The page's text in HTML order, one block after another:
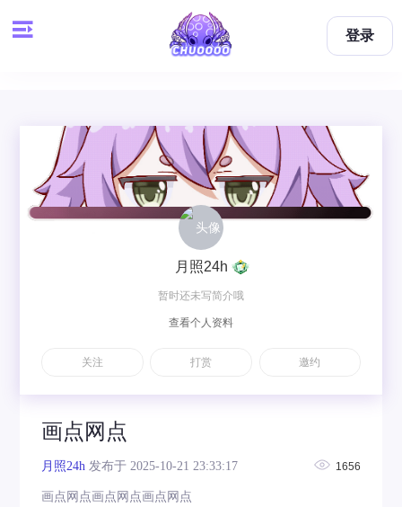
登录
画点网点
月照24h 发布于 2025-10-21 23:33:17 1656
画点网点画点网点画点网点
月照24h
暂时还未写简介哦
查看个人资料
关注 打赏 邀约